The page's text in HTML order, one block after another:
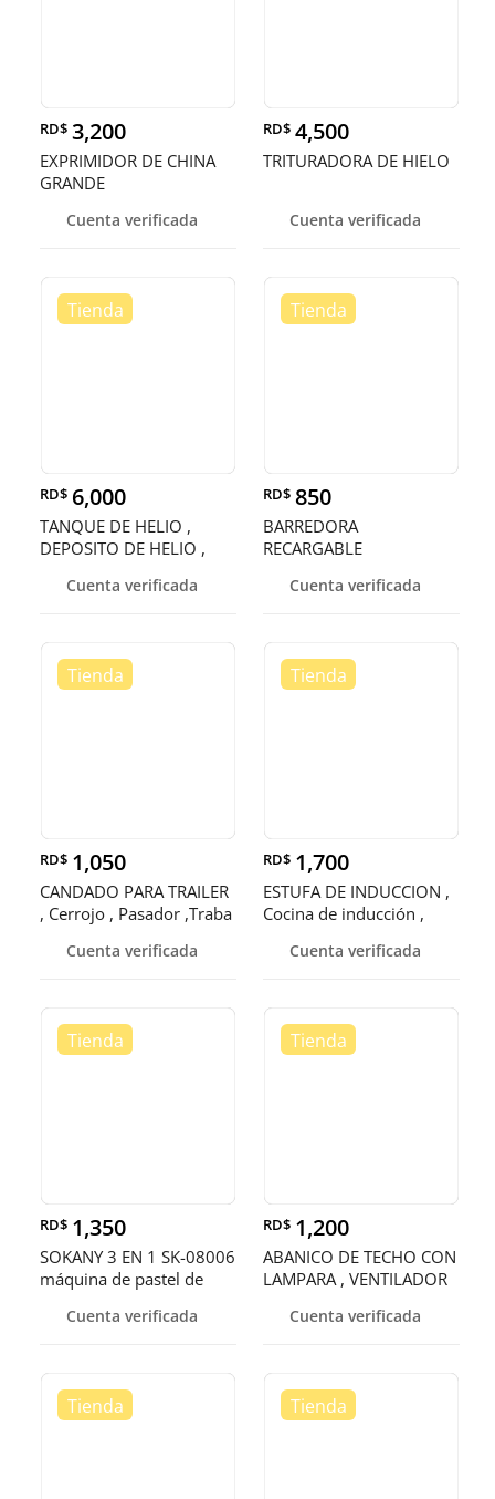
RD$ 3,200
EXPRIMIDOR DE CHINA
GRANDE
Cuenta verificada
RD$ 4,500
TRITURADORA DE HIELO
Cuenta verificada
RD$ 6,000
TANQUE DE HELIO ,
DEPOSITO DE HELIO ,
Cuenta verificada
RD$ 850
BARREDORA
RECARGABLE
Cuenta verificada
RD$ 1,050
CANDADO PARA TRAILER
, Cerrojo , Pasador ,Traba
Cuenta verificada
RD$ 1,700
ESTUFA DE INDUCCION ,
Cocina de inducción ,
Cuenta verificada
RD$ 1,350
SOKANY 3 EN 1 SK-08006
máquina de pastel de
Cuenta verificada
RD$ 1,200
ABANICO DE TECHO CON
LAMPARA , VENTILADOR
Cuenta verificada